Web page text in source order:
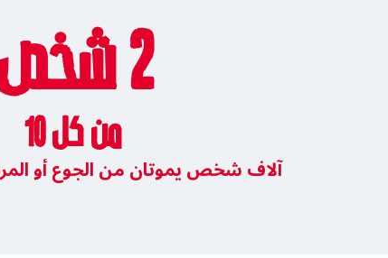
2 شخص
من كل 10
آلاف شخص يموتان من الجوع أو